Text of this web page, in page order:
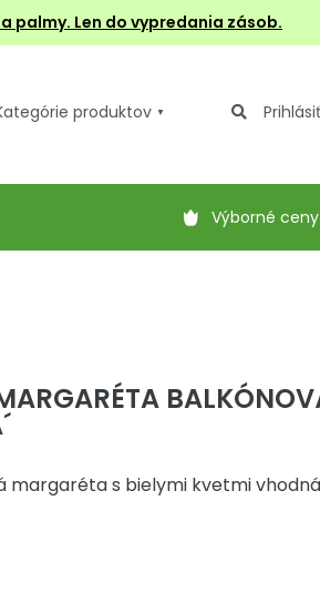
palmy. Len do vypredania zásob.
produktov
Výborné
margaréta s bielymi kvetmi